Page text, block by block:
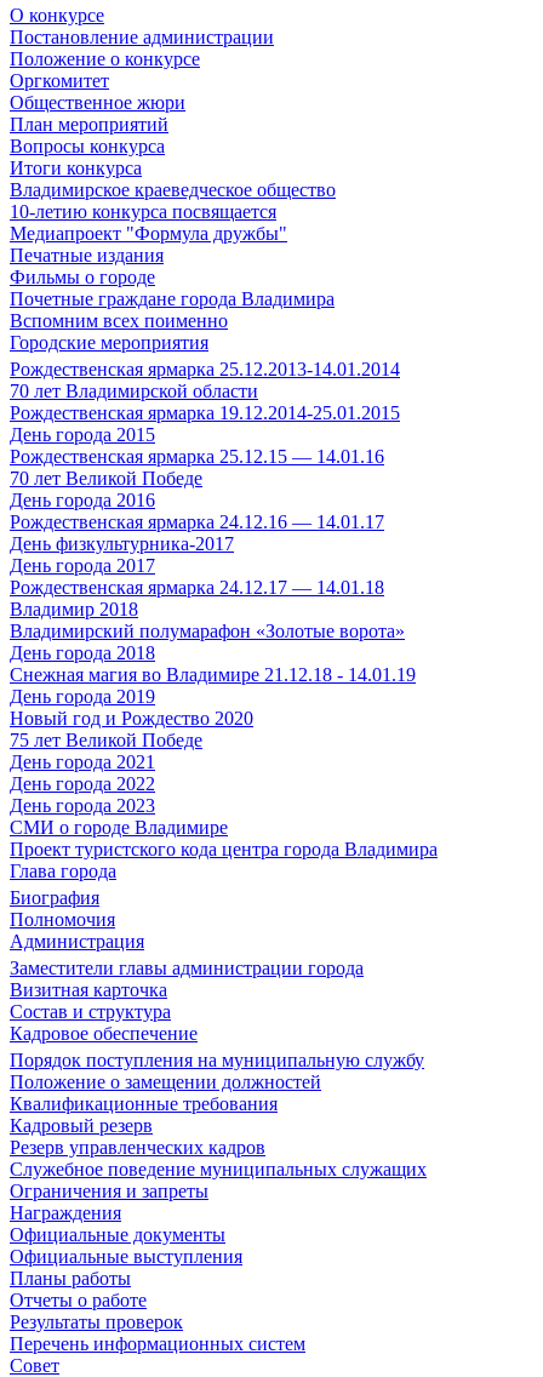
О конкурсе
Постановление администрации
Положение о конкурсе
Оргкомитет
Общественное жюри
План мероприятий
Вопросы конкурса
Итоги конкурса
Владимирское краеведческое общество
10-летию конкурса посвящается
Медиапроект "Формула дружбы"
Печатные издания
Фильмы о городе
Почетные граждане города Владимира
Вспомним всех поименно
Городские мероприятия
Рождественская ярмарка 25.12.2013-14.01.2014
70 лет Владимирской области
Рождественская ярмарка 19.12.2014-25.01.2015
День города 2015
Рождественская ярмарка 25.12.15 — 14.01.16
70 лет Великой Победе
День города 2016
Рождественская ярмарка 24.12.16 — 14.01.17
День физкультурника-2017
День города 2017
Рождественская ярмарка 24.12.17 — 14.01.18
Владимир 2018
Владимирский полумарафон «Золотые ворота»
День города 2018
Снежная магия во Владимире 21.12.18 - 14.01.19
День города 2019
Новый год и Рождество 2020
75 лет Великой Победе
День города 2021
День города 2022
День города 2023
СМИ о городе Владимире
Проект туристского кода центра города Владимира
Глава города
Биография
Полномочия
Администрация
Заместители главы администрации города
Визитная карточка
Состав и структура
Кадровое обеспечение
Порядок поступления на муниципальную службу
Положение о замещении должностей
Квалификационные требования
Кадровый резерв
Резерв управленческих кадров
Служебное поведение муниципальных служащих
Ограничения и запреты
Награждения
Официальные документы
Официальные выступления
Планы работы
Отчеты о работе
Результаты проверок
Перечень информационных систем
Совет